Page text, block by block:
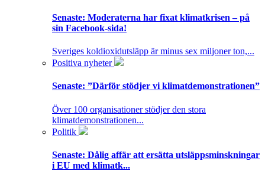
Senaste: Moderaterna har fixat klimatkrisen – på
sin Facebook-sida!
Sveriges koldioxidutsläpp är minus sex miljoner ton,...
Positiva nyheter
Senaste: ”Därför stödjer vi klimatdemonstrationen”
Över 100 organisationer stödjer den stora
klimatdemonstrationen...
Politik
Senaste: Dålig affär att ersätta utsläppsminskningar
i EU med klimatk...